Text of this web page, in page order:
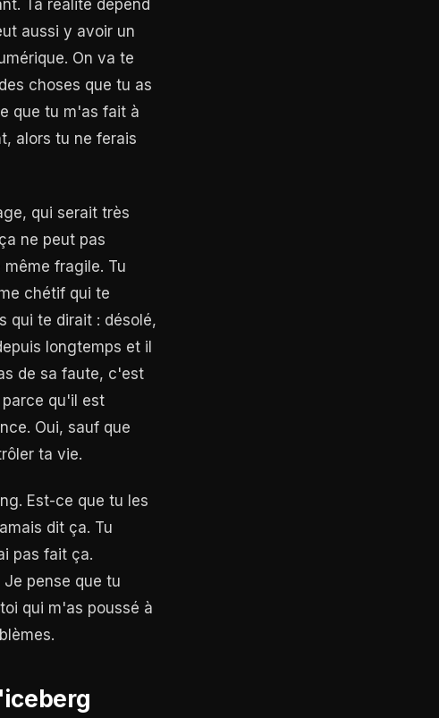
Ta réalité dépend
aussi y avoir un
On va te
choses que tu as
que tu m'as fait à
alors tu ne ferais
qui serait très
ne peut pas
fragile. Tu
chétif qui te
qui te dirait : désolé,
longtemps et il
de sa faute, c'est
qu'il est
Oui, sauf que
ta vie.
Est-ce que tu les
dit ça. Tu
pas fait ça.
pense que tu
qui m'as poussé à